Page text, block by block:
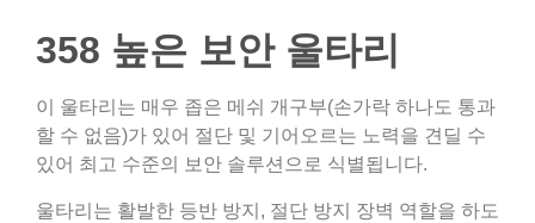
358 높은 보안 울타리
이 울타리는 매우 좁은 메쉬 개구부(손가락 하나도 통과
할 수 없음)가 있어 절단 및 기어오르는 노력을 견딜 수
있어 최고 수준의 보안 솔루션으로 식별됩니다.
울타리는 활발한 등반 방지, 절단 방지 장벽 역할을 하도